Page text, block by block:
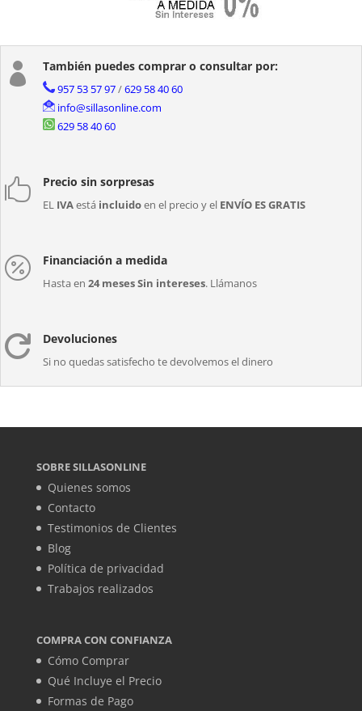
 También puedes comprar o consultar por:
957 53 57 97/629 58 40 60
info@sillasonline.com
629 58 40 60
 Precio sin sorpresas
EL IVAestá incluidoen el precio y el ENVÍO ES GRATIS
 Financiación a medida
Hasta en 24 meses Sin intereses. Llámanos
 Devoluciones
Si no quedas satisfecho te devolvemos el dinero
SOBRE SILLASONLINE
Quienes somos
Contacto
Testimonios de Clientes
Blog
Política de privacidad
Trabajos realizados
COMPRA CON CONFIANZA
Cómo Comprar
Qué Incluye el Precio
Formas de Pago